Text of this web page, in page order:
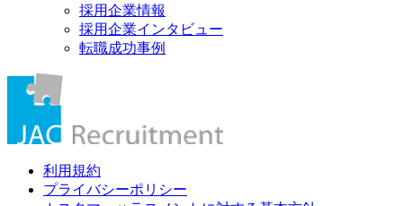
採用企業情報
採用企業インタビュー
転職成功事例
利用規約
プライバシーポリシー